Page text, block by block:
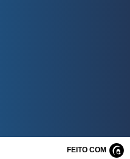
FEITO COM